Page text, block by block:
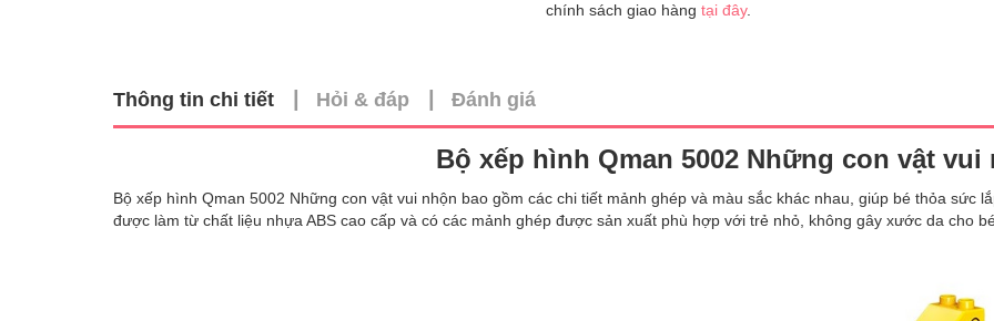
chính sách giao hàng tại đây.
Thông tin chi tiết Hỏi & đáp Đánh giá
Bộ xếp hình Qman 5002 Những con vật vui
Bộ xếp hình Qman 5002 Những con vật vui nhộn bao gồm các chi tiết mảnh ghép và màu sắc khác nhau, giúp bé thỏa sức
được làm từ chất liệu nhựa ABS cao cấp và có các mảnh ghép được sản xuất phù hợp với trẻ nhỏ, không gây xước da cho